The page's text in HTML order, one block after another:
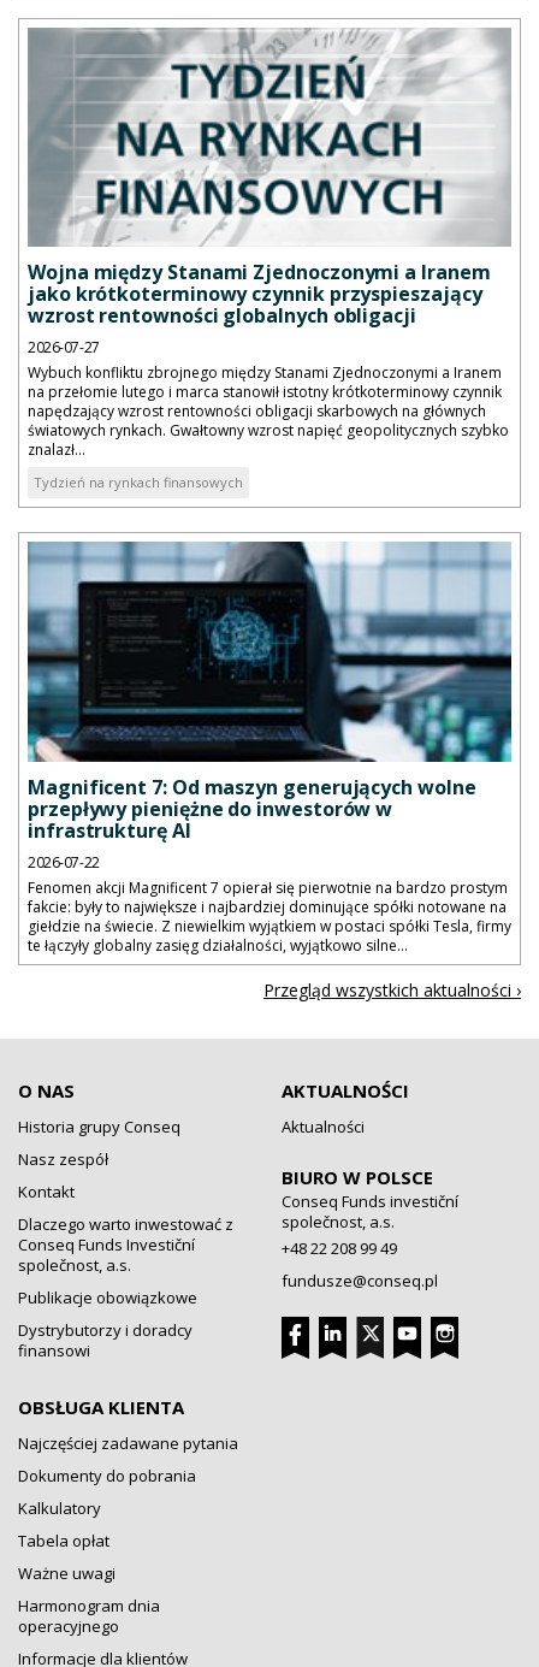
Wojna między Stanami Zjednoczonymi a Iranem
jako krótkoterminowy czynnik przyspieszający
wzrost rentowności globalnych obligacji
2026-07-27
Wybuch konfliktu zbrojnego między Stanami Zjednoczonymi a Iranem
na przełomie lutego i marca stanowił istotny krótkoterminowy czynnik
napędzający wzrost rentowności obligacji skarbowych na głównych
światowych rynkach. Gwałtowny wzrost napięć geopolitycznych szybko
znalazł...
Tydzień na rynkach finansowych
Magnificent 7: Od maszyn generujących wolne
przepływy pieniężne do inwestorów w
infrastrukturę AI
2026-07-22
Fenomen akcji Magnificent 7 opierał się pierwotnie na bardzo prostym
fakcie: były to największe i najbardziej dominujące spółki notowane na
giełdzie na świecie. Z niewielkim wyjątkiem w postaci spółki Tesla, firmy
te łączyły globalny zasięg działalności, wyjątkowo silne...
Przegląd wszystkich aktualności ›
O NAS
Historia grupy Conseq
Nasz zespół
Kontakt
Dlaczego warto inwestować z
Conseq Funds Investiční
společnost, a.s.
Publikacje obowiązkowe
Dystrybutorzy i doradcy
finansowi
OBSŁUGA KLIENTA
Najczęściej zadawane pytania
Dokumenty do pobrania
Kalkulatory
Tabela opłat
Ważne uwagi
Harmonogram dnia
operacyjnego
Informacje dla klientów
AKTUALNOŚCI
Aktualności
BIURO W POLSCE
Conseq Funds investiční
společnost, a.s.
+48 22 208 99 49
fundusze@conseq.pl